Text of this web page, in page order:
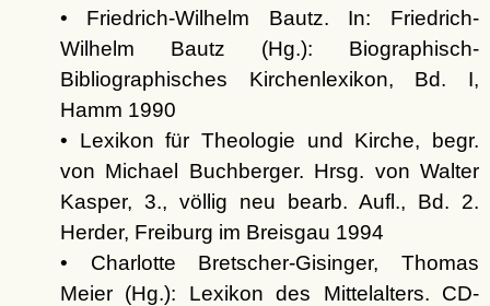
• Friedrich-Wilhelm Bautz. In: Friedrich-
Wilhelm Bautz (Hg.): Biographisch-
Bibliographisches Kirchenlexikon, Bd. I,
Hamm 1990
• Lexikon für Theologie und Kirche, begr.
von Michael Buchberger. Hrsg. von Walter
Kasper, 3., völlig neu bearb. Aufl., Bd. 2.
Herder, Freiburg im Breisgau 1994
• Charlotte Bretscher-Gisinger, Thomas
Meier (Hg.): Lexikon des Mittelalters. CD-